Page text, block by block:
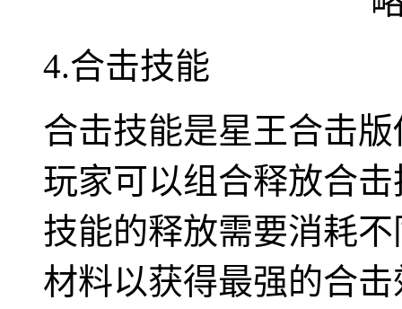
4.合击技能
合击技能是星王合击
玩家可以组合释放合
技能的释放需要消耗
材料以获得最强的合